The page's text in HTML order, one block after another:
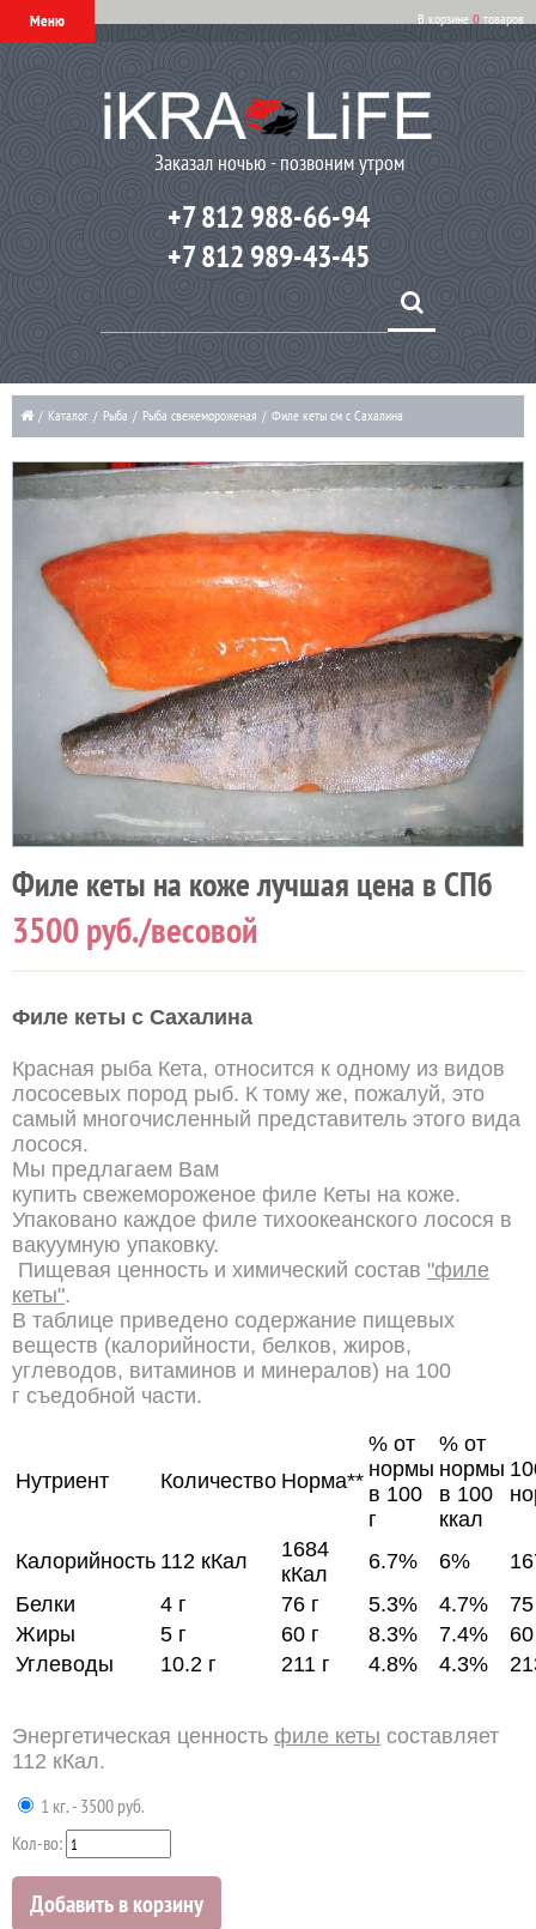
Меню В корзине 0 товаров
Заказал ночью - позвоним утром
+7 812 988-66-94
+7 812 989-43-45
/ Каталог / Рыба / Рыба свежемороженая / Филе кеты см с Сахалина
Филе кеты на коже лучшая цена в СПб
3500руб./весовой
Филе кеты с Сахалина
Красная рыба Кета, относится к одному из видов
лососевых пород рыб. К тому же, пожалуй, это
самый многочисленный представитель этого вида
лосося.
Мы предлагаем Вам
купить свежемороженое филе Кеты на коже.
Упаковано каждое филе тихоокеанского лосося в
вакуумную упаковку.
Пищевая ценность и химический состав "филе
кеты".
В таблице приведено содержание пищевых
веществ (калорийности, белков, жиров,
углеводов, витаминов и минералов) на 100
г съедобной части.
Нутриент Количество Норма**
% от
нормы
в 100
г
% от
нормы
в 100
ккал
Калорийность 112 кКал
1684
кКал
6.7% 6%
Белки
4 г 76 г 5.3% 4.7%
Жиры
5 г 60 г 8.3% 7.4%
Углеводы
10.2 г 211 г 4.8% 4.3%
Энергетическая ценность филе кеты составляет
112 кКал.
1 кг. - 3500 руб.
Кол-во:
Добавить в корзину